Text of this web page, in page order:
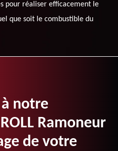
pour réaliser efficacement le
que soit le combustible du
notre
Ramoneur
de votre